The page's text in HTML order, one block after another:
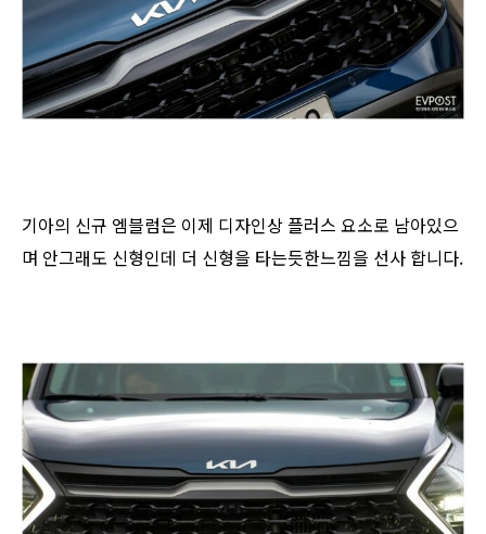
기아의 신규 엠블럼은 이제 디자인상 플러스 요소로 남아있으
며 안그래도 신형인데 더 신형을 타는듯한느낌을 선사 합니다.